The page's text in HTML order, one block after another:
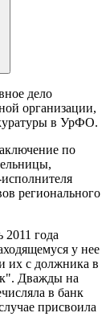
дело
организации,
в УрФО.
по
регионального
2011 года
у нее
их с должника в
Дважды на
в банк
присвоила